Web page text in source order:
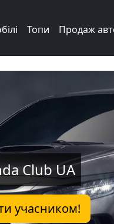
Топи Продаж
Club UA
учасником!